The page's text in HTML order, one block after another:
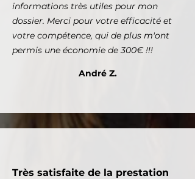
informations très utiles pour mon
dossier. Merci pour votre efficacité et
votre compétence, qui de plus m'ont
permis une économie de 300€ !!!
André Z.
Très satisfaite de la prestation